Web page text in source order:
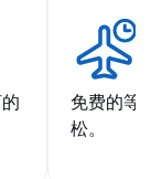
免费的等
松。